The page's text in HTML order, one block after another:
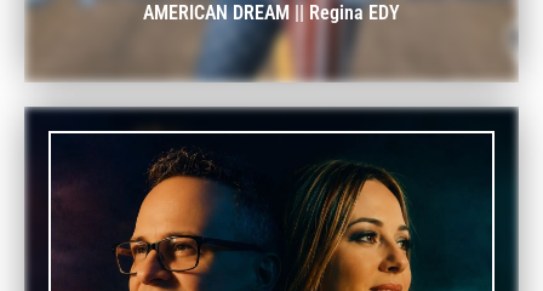
AMERICAN DREAM || Regina EDY